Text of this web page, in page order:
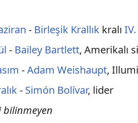
- Birleşik Krallık kralı
- Bailey Bartlett, Amerikalı
-Adam Weishaupt,
- Simón Bolívar, lider